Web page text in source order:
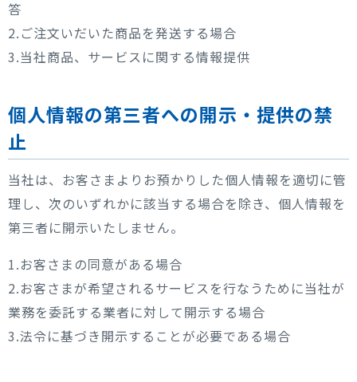
答
2.ご注文いだいた商品を発送する場合
3.当社商品、サービスに関する情報提供
個人情報の第三者への開示・提供の禁
止
当社は、お客さまよりお預かりした個人情報を適切に管
理し、次のいずれかに該当する場合を除き、個人情報を
第三者に開示いたしません。
1.お客さまの同意がある場合
2.お客さまが希望されるサービスを行なうために当社が
業務を委託する業者に対して開示する場合
3.法令に基づき開示することが必要である場合